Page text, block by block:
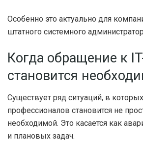
Особенно это актуально для
штатного системного
Когда обращение к
становится
Существует ряд ситуаций, в
профессионалов становится не
необходимой. Это касается как
и плановых задач.